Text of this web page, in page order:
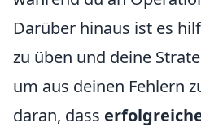
Darüber hinaus ist es
zu üben und deine
um aus deinen Fehlern
daran, dass